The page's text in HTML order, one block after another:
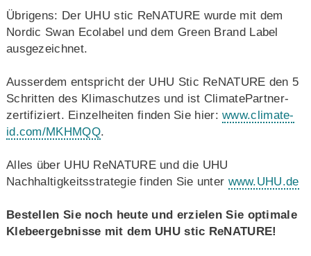
Übrigens: Der UHU stic ReNATURE wurde mit dem
Nordic Swan Ecolabel und dem Green Brand Label
ausgezeichnet.
Ausserdem entspricht der UHU Stic ReNATURE den 5
Schritten des Klimaschutzes und ist ClimatePartner-
zertifiziert. Einzelheiten finden Sie hier:www.climate-
id.com/MKHMQQ.
Alles über UHU ReNATURE und die UHU
Nachhaltigkeitsstrategie finden Sie unter www.UHU.de
Bestellen Sie noch heute und erzielen Sie optimale
Klebeergebnisse mit dem UHU stic ReNATURE!